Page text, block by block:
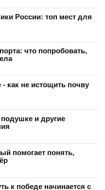
России: топ мест для
что попробовать,
как не истощить почву
и другие
помогает понять,
к победе начинается с